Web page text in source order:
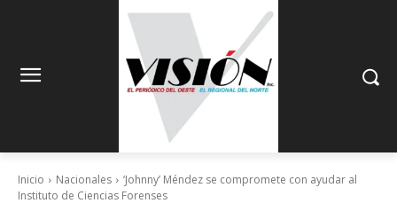
Inicio Nacionales
‘Johnny’ Méndez se compromete con ayudar al
Instituto de Ciencias Forenses